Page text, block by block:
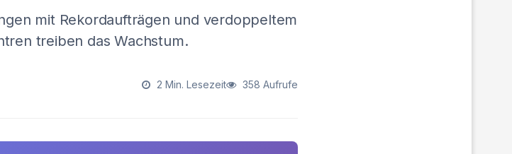
mit Rekordaufträgen und verdoppeltem
treiben das Wachstum.
2 Min. Lesezeit 358 Aufrufe